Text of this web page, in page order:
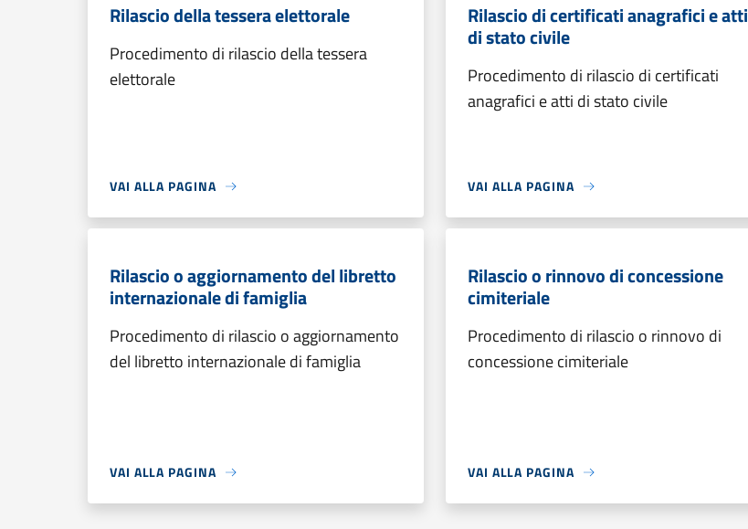
Rilascio della tessera elettorale
Procedimento di rilascio della tessera
elettorale
VAI ALLA PAGINA
Rilascio di certificati anagrafici e atti
di stato civile
Procedimento di rilascio di certificati
anagrafici e atti di stato civile
VAI ALLA PAGINA
Rilascio o aggiornamento del libretto
internazionale di famiglia
Procedimento di rilascio o aggiornamento
del libretto internazionale di famiglia
VAI ALLA PAGINA
Rilascio o rinnovo di concessione
cimiteriale
Procedimento di rilascio o rinnovo di
concessione cimiteriale
VAI ALLA PAGINA